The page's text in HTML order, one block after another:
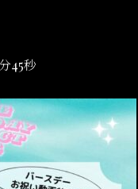
45秒